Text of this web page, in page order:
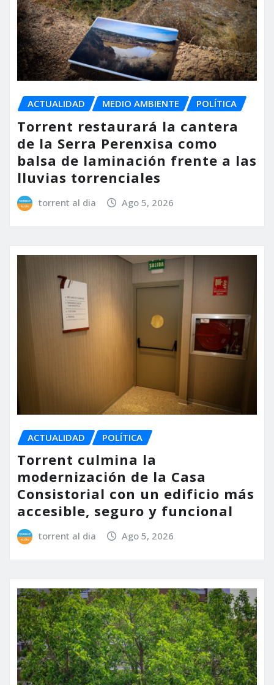
ACTUALIDAD MEDIO AMBIENTE POLÍTICA
Torrent restaurará la cantera
de la Serra Perenxisa como
balsa de laminación frente a las
lluvias torrenciales
torrent al dia Ago 5, 2026
ACTUALIDAD POLÍTICA
Torrent culmina la
modernización de la Casa
Consistorial con un edificio más
accesible, seguro y funcional
torrent al dia Ago 5, 2026